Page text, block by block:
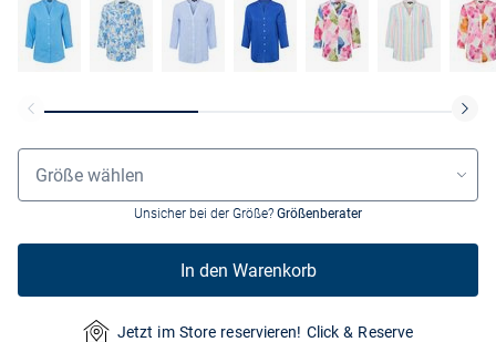
Grössenauswahl
Größe wählen
Unsicher bei der Größe? Größenberater
In den Warenkorb
Jetzt im Store reservieren! Click & Reserve